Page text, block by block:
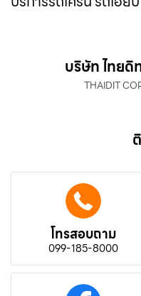
บริษัท ไทยดิ
THAIDIT
โทรสอบถาม
099-185-8000